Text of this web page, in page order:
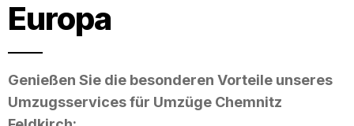
Europa
Genießen Sie die besonderen Vorteile unseres
Umzugsservices für Umzüge Chemnitz